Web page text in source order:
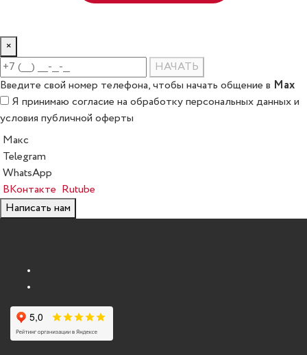
×
НАЧАТЬ
Введите свой номер телефона, чтобы начать общение в Max
Я принимаю согласие на обработку персональных данных и
условия публичной оферты
Макс
Telegram
WhatsApp
ВКонтакте
Rutube
Написать нам